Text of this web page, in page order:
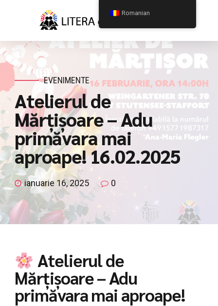
EVENIMENTE
Atelierul de
Mărțișoare – Adu
primăvara mai
aproape! 16.02.2025
ianuarie 16, 2025 0
Atelierul de
Mărțișoare – Adu
primăvara mai aproape!
Romanian